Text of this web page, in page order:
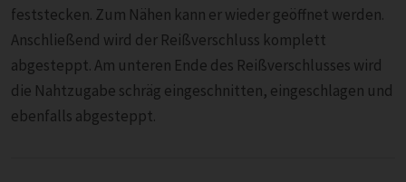
feststecken. Zum Nähen kann er wieder geöffnet werden.
Anschließend wird der Reißverschluss komplett
abgesteppt. Am unteren Ende des Reißverschlusses wird
die Nahtzugabe schräg eingeschnitten, eingeschlagen und
ebenfalls abgesteppt.